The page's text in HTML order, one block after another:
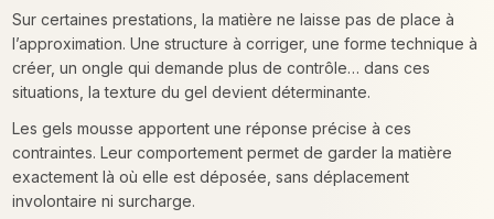
Sur certaines prestations, la matière ne laisse pas de place à
l’approximation. Une structure à corriger, une forme technique à
créer, un ongle qui demande plus de contrôle… dans ces
situations, la texture du gel devient déterminante.
Les gels mousse apportent une réponse précise à ces
contraintes. Leur comportement permet de garder la matière
exactement là où elle est déposée, sans déplacement
involontaire ni surcharge.